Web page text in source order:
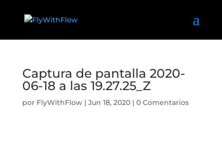
Captura de pantalla 2020-
06-18 a las 19.27.25_Z
por FlyWithFlow| Jun 18, 2020| 0 Comentarios